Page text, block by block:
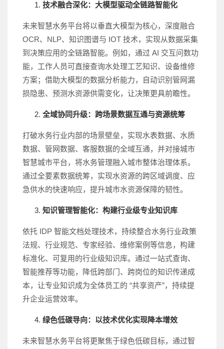
技术融合深化：大模型驱动全链路智能化
未来智慧水务平台将以垂直大模型为核心，深度融合
OCR、NLP、知识图谱与 IOT 技术，实现从数据采集
到决策应用的全链路智能。例如，通过 AI 交互问数功
能，工作人员可直接查询水处理工艺知识、设备维修
方案；借助大模型的数据分析能力，自动识别管网漏
损隐患、预测水资源供需变化，让决策更具前瞻性。
全域协同升级：跨场景数据互通与资源统筹
打破水务行业内部的场景壁垒，实现水表数据、水质
数据、管网数据、客服数据的全域互通，并对接城市
智慧城市平台，将水务管理融入城市整体治理体系。
通过全要素数据统筹，实现水资源的跨区域调度、应
急供水的快速响应，提升城市水资源保障的韧性。
知识管理智能化：构建行业级专业知识库
依托 IDP 智能文档处理技术，持续整合水务行业政策
法规、行业规范、专家经验、维修案例等信息，构建
标准化、可复用的行业级知识库。通过一站式查询、
智能推荐等功能，降低跨部门、跨岗位的知识传递成
本，让专业知识成为全体员工的 “共享资产”，持续提
升企业运营效率。
绿色低碳导向：以技术优化实现降本增效
未来智慧水务平台将更聚焦于绿色低碳目标，通过智